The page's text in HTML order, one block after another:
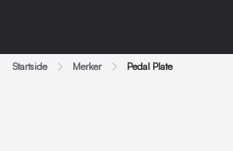
Startside Merker Pedal Plate